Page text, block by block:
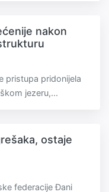
nakon
pristupa pridonijela
jezeru,...
ostaje
federacije Đani